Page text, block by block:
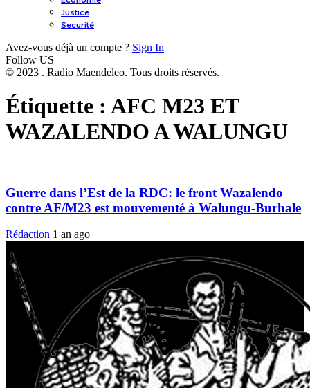
Justice
Securité
Avez-vous déjà un compte ? Sign In
Follow US
© 2023 . Radio Maendeleo. Tous droits réservés.
Étiquette : AFC M23 ET
WAZALENDO A WALUNGU
Guerre dans l’Est de la RDC: le front Wazalendo
contre AF/M23 est mouvementé à Walungu-Burhale
Rédaction 1 an ago